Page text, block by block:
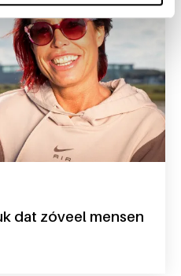
dat zóveel mensen
“wauw, wat een geluk dat